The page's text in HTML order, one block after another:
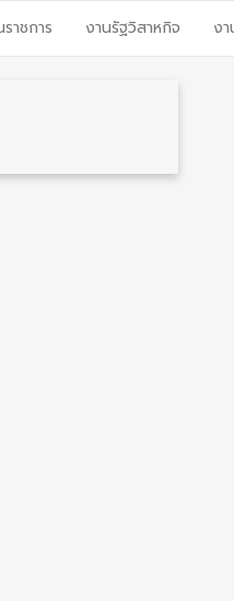
าชการ งานรัฐวิสาหกิจ ง